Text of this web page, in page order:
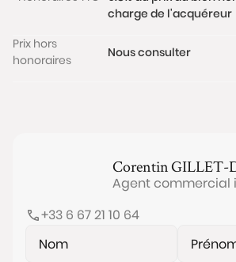
charge de l'acquéreur
Prix hors
honoraires
Nous consulter
CorentinGILLET-
Agent commercial
+33 6 67 21 10 64